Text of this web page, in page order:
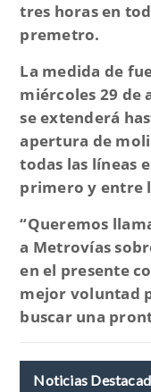
tres horas en
premetro.
La medida de
miércoles 29 de
se extenderá
apertura de
todas las líneas
primero y entre
“Queremos
a Metrovías
en el presente
mejor voluntad
buscar una
Noticias